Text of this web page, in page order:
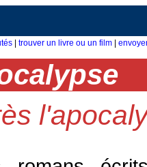
trouver un livre ou un film